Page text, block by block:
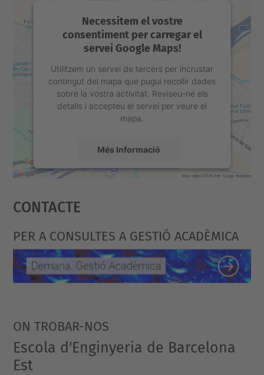
Necessitem el vostre
consentiment per carregar el
servei Google Maps!
Utilitzem un servei de tercers per incrustar
contingut del mapa que pugui recollir dades
sobre la vostra activitat. Reviseu-ne els
detalls i accepteu el servei per veure el
mapa.
Més Informació
powered by
Contacte
PER A CONSULTES A GESTIÓ ACADÈMICA
ON TROBAR-NOS
Escola d'Enginyeria de Barcelona
Est